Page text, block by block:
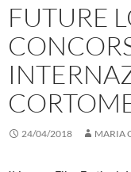
FUTURE
24/04/2018 MARIA